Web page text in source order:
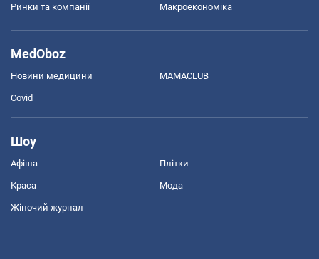
Ринки та компанії Макроекономіка
MedOboz
Новини медицини MAMACLUB
Covid
Шоу
Афіша Плітки
Краса Мода
Жіночий журнал